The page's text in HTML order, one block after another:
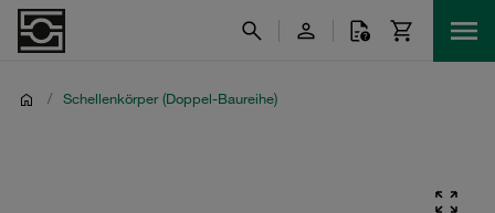
/ Schellenkörper (Doppel-Baureihe)